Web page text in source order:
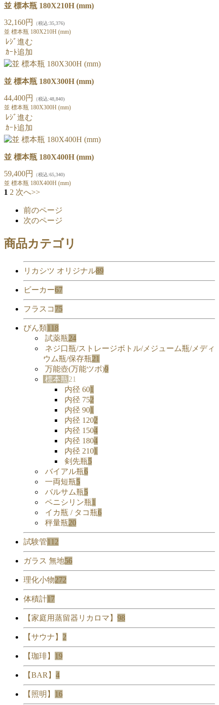
並 標本瓶 180X210H (mm)
32,160円 （税込:35,376)
並 標本瓶 180X210H (mm)
ﾚｼﾞ進む
ｶｰﾄ追加
並 標本瓶 180X300H (mm)
44,400円 （税込:48,840)
並 標本瓶 180X300H (mm)
ﾚｼﾞ進む
ｶｰﾄ追加
並 標本瓶 180X400H (mm)
59,400円 （税込:65,340)
並 標本瓶 180X400H (mm)
1 2 次へ>>
前のページ
次のページ
商品カテゴリ
リカシツ オリジナル89
ビーカー67
フラスコ 75
びん類118
試薬瓶24
ネジ口瓶/ストレージボトル/メジューム瓶/メディ
ウム瓶/保存瓶21
万能壺(万能ツボ)9
標本瓶21
内径 601
内径 752
内径 901
内径 1202
内径 1504
内径 1804
内径 2101
剣先瓶5
バイアル瓶6
一両短瓶5
バルサム瓶5
ペニシリン瓶1
イカ瓶 / タコ瓶6
秤量瓶20
試験管112
ガラス 無地56
理化小物272
体積計17
【家庭用蒸留器リカロマ】 98
【サウナ】 2
【珈琲】 19
【BAR】 4
【照明】 16